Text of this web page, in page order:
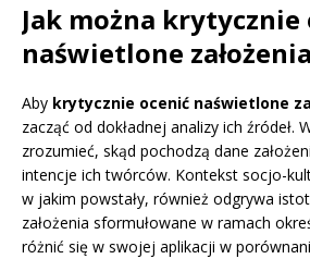
Jak można krytycznie
naświetlone
Aby krytycznie ocenić naświetlone
zacząć od dokładnej analizy ich źródeł.
zrozumieć, skąd pochodzą dane
intencje ich twórców. Kontekst socjo-
w jakim powstały, również odgrywa
założenia sformułowane w ramach
różnić się w swojej aplikacji w